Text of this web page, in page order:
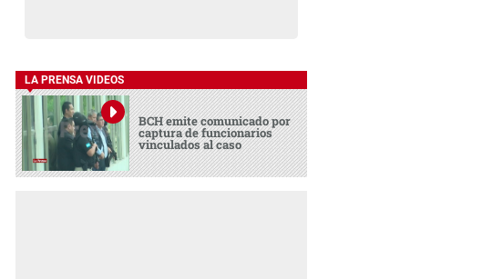
LA PRENSA VIDEOS
BCH emite comunicado por
captura de funcionarios
vinculados al caso